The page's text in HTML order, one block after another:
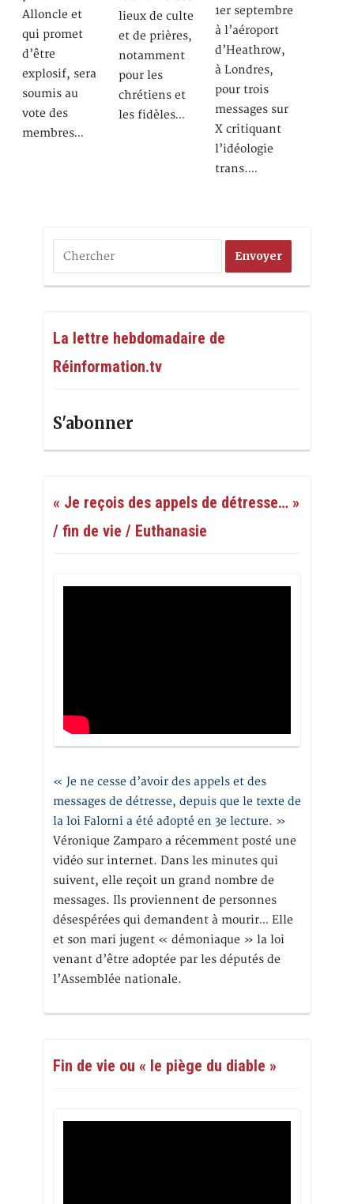
Alloncle et
qui promet
d’être
explosif, sera
soumis au
vote des
membres…
lieux de culte
et de prières,
notamment
pour les
chrétiens et
les fidèles…
1er septembre
à l’aéroport
d’Heathrow,
à Londres,
pour trois
messages sur
X critiquant
l’idéologie
trans.…
La lettre hebdomadaire de
Réinformation.tv
S'abonner
« Je reçois des appels de détresse… »
/ fin de vie / Euthanasie
« Je ne cesse d’avoir des appels et des
messages de détresse, depuis que le texte de
la loi Falorni a été adopté en 3e lecture. »
Véronique Zamparo a récemment posté une
vidéo sur internet. Dans les minutes qui
suivent, elle reçoit un grand nombre de
messages. Ils proviennent de personnes
désespérées qui demandent à mourir… Elle
et son mari jugent « démoniaque » la loi
venant d’être adoptée par les députés de
l’Assemblée nationale.
Fin de vie ou « le piège du diable »